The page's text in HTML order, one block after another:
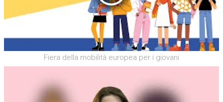
Fiera della mobilità europea per i giovani